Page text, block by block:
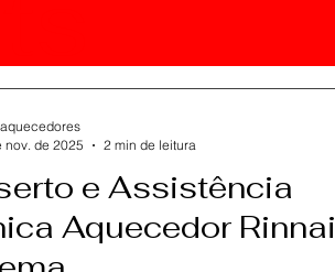
e Assistência
Aquecedor Rinnai
nov. de 2025
2 min de leitura